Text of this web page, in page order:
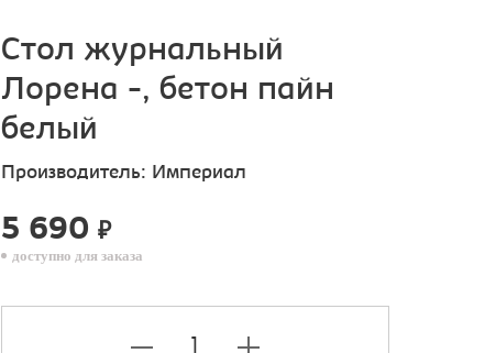
Стол журнальный
Лорена -, бетон пайн
белый
Производитель: Империал
5 690 ₽
доступно для заказа